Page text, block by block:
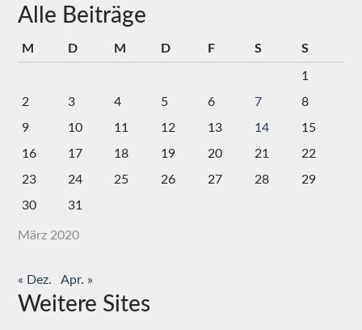
Alle Beiträge
März 2020
M D M D F S S
1
2
3 4 5 6 7
8
9
10 11 12 13 14
15
16
17 18 19 20 21
22
23
24 25 26 27 28
29
30
31
« Dez. Apr. »
Weitere Sites